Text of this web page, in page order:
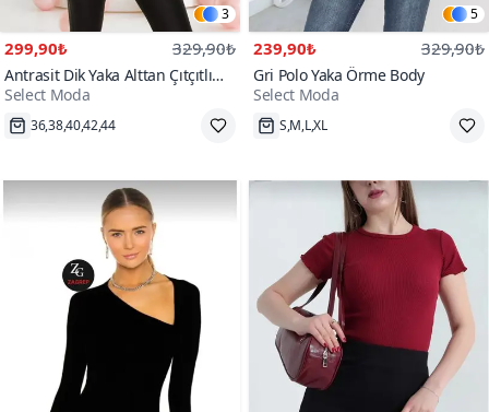
3
299,90₺ 329,90₺
Antrasit Dik Yaka Alttan Çıtçıtlı
Body
Select Moda
36,38,40,42,44
5
239,90₺ 329,90₺
Gri Polo Yaka Örme Body
Select Moda
S,M,L,XL